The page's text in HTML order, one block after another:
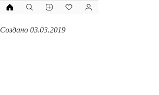
Создано 03.03.2019